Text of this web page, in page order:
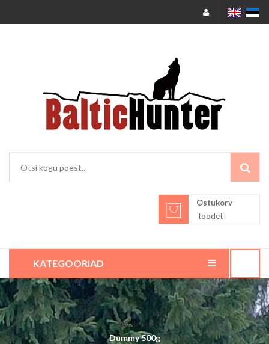
Ostukorv
toodet
KATEGOORIAD
Avaleht
Dummy 500g